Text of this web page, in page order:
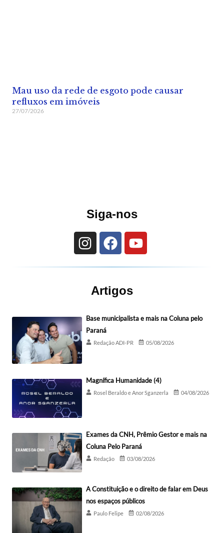
Mau uso da rede de esgoto pode causar
refluxos em imóveis
27/07/2026
Siga-nos
Artigos
Base municipalista e mais na Coluna pelo
Paraná
Redação ADI-PR 05/08/2026
Magnífica Humanidade (4)
Rosel Beraldo e Anor Sganzerla 04/08/2026
Exames da CNH, Prêmio Gestor e mais na
Coluna Pelo Paraná
Redação 03/08/2026
A Constituição e o direito de falar em Deus
nos espaços públicos
Paulo Felipe 02/08/2026